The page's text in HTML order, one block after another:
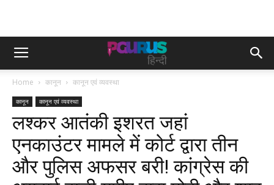
Home कानून कानून एवं व्यवस्था
कानून कानून एवं व्यवस्था
लश्कर आतंकी इशरत जहां
एनकाउंटर मामले में कोर्ट द्वारा तीन
और पुलिस अफसर बरी! कांग्रेस की